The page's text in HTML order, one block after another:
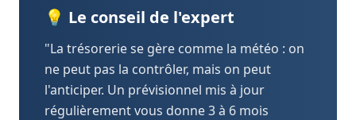
💡 Le conseil de l'expert
"La trésorerie se gère comme la météo : on
ne peut pas la contrôler, mais on peut
l'anticiper. Un prévisionnel mis à jour
régulièrement vous donne 3 à 6 mois